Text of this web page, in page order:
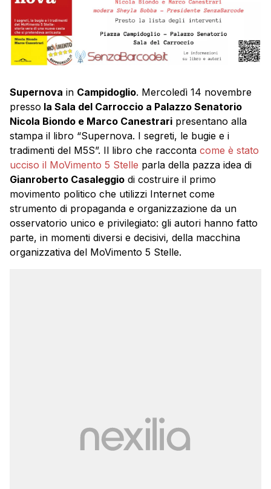
Supernova in Campidoglio. Mercoledì 14 novembre
presso la Sala del Carroccio a Palazzo Senatorio
Nicola Biondo e Marco Canestrari presentano alla
stampa il libro “Supernova. I segreti, le bugie e i
tradimenti del M5S”. Il libro che racconta come è stato
ucciso il MoVimento 5 Stelle parla della pazza idea di
Gianroberto Casaleggio di costruire il primo
movimento politico che utilizzi Internet come
strumento di propaganda e organizzazione da un
osservatorio unico e privilegiato: gli autori hanno fatto
parte, in momenti diversi e decisivi, della macchina
organizzativa del MoVimento 5 Stelle.